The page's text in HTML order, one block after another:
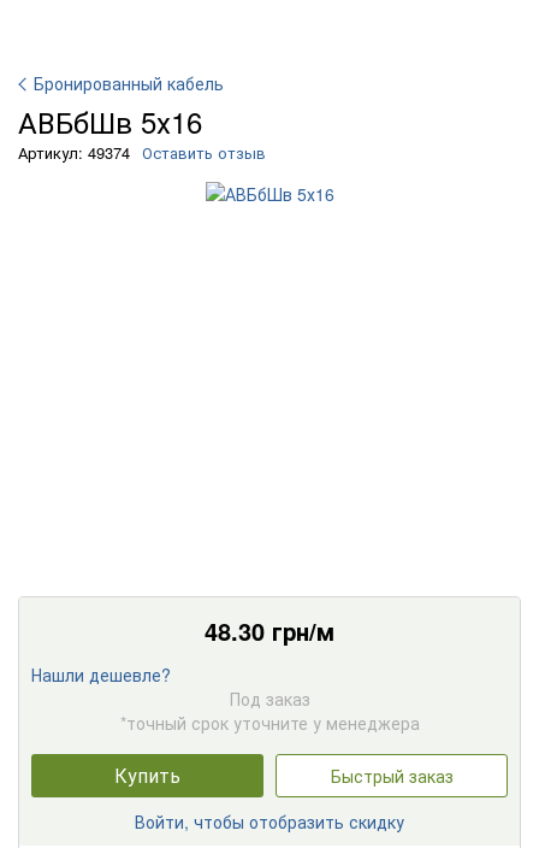
Бронированный кабель
АВБбШв 5х16
Артикул: 49374 Оставить отзыв
48.30 грн/м
Нашли дешевле?
Под заказ
*точный срок уточните у менеджера
Купить
Быстрый заказ
Войти, чтобы отобразить скидку